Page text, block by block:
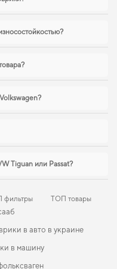
купить коврики для infiniti ex35
логично дополнят оснащение
авто в отличном
Tiguan или Passat?
фильтры ТОП товары
в авто в украине
в машину